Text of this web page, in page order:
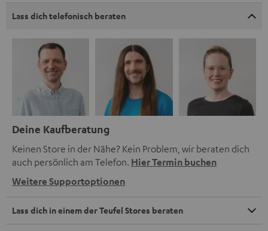
Lass dich telefonisch beraten
Deine Kaufberatung
Keinen Store in der Nähe? Kein Problem, wir beraten dich
auch persönlich am Telefon. Hier Termin buchen
Weitere Supportoptionen
Lass dich in einem der Teufel Stores beraten